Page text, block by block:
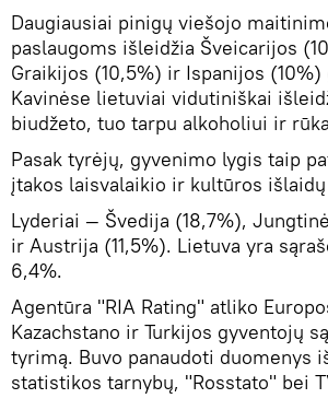
Daugiausiai pinigų viešojo
paslaugoms išleidžia Šveicarijos
Graikijos (10,5%) ir Ispanijos
Kavinėse lietuviai vidutiniškai
biudžeto, tuo tarpu alkoholiui ir
Pasak tyrėjų, gyvenimo lygis taip
įtakos laisvalaikio ir kultūros
Lyderiai — Švedija (18,7%),
ir Austrija (11,5%). Lietuva yra
6,4%.
Agentūra "RIA Rating" atliko
Kazachstano ir Turkijos gyventojų
tyrimą. Buvo panaudoti duomenys
statistikos tarnybų, "Rosstato" bei